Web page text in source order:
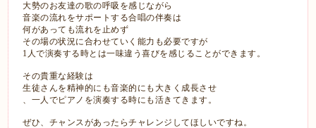
大勢のお友達の歌の呼吸を感じながら
音楽の流れをサポートする合唱の伴奏は
何があっても流れを止めず
その場の状況に合わせていく能力も必要ですが
1人で演奏する時とは一味違う喜びを感じることができます。
その貴重な経験は
生徒さんを精神的にも音楽的にも大きく成長させ
、一人でピアノを演奏する時にも活きてきます。
ぜひ、チャンスがあったらチャレンジしてほしいですね。